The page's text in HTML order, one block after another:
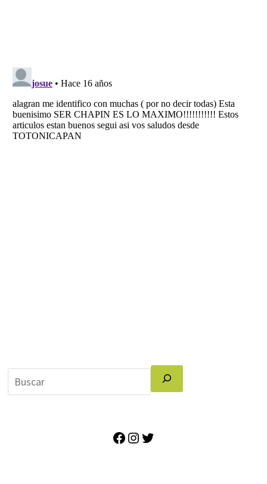
Facebook
Instagram